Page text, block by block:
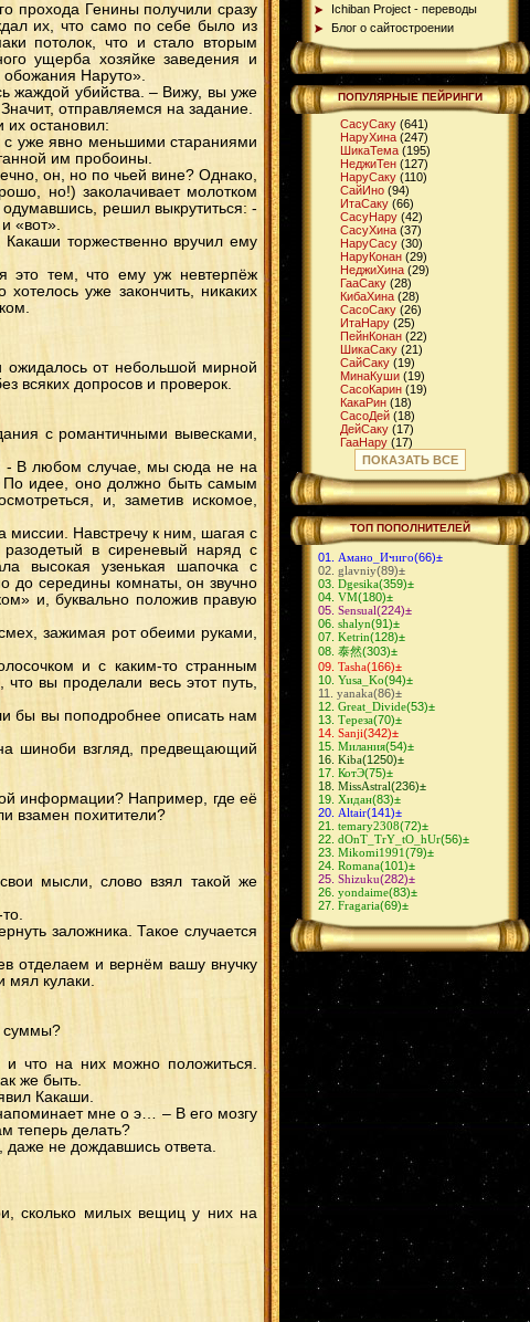
прохода Генины получили сразу
их, что само по себе было из
потолок, что и стало вторым
ущерба хозяйке заведения и
обожания Наруто».
жаждой убийства. – Вижу, вы уже
отправляемся на задание.
их остановил:
с уже явно меньшими стараниями
им пробоины.
он, но по чьей вине? Однако,
но!) заколачивает молотком
решил выкрутиться: -
«вот».
торжественно вручил ему
это тем, что ему уж невтерпёж
уже закончить, никаких
ожидалось от небольшой мирной
всяких допросов и проверок.
с романтичными вывесками,
- В любом случае, мы сюда не на
По идее, оно должно быть самым
и, заметив искомое,
миссии. Навстречу к ним, шагая с
в сиреневый наряд с
высокая узенькая шапочка с
до середины комнаты, он звучно
и, буквально положив правую
зажимая рот обеими руками,
и с каким-то странным
вы проделали весь этот путь,
бы вы поподробнее описать нам
шиноби взгляд, предвещающий
информации? Например, где её
взамен похитители?
мысли, слово взял такой же
заложника. Такое случается
отделаем и вернём вашу внучку
мял кулаки.
суммы?
что на них можно положиться.
же быть.
Какаши.
мне о э… – В его мозгу
теперь делать?
даже не дождавшись ответа.
сколько милых вещиц у них на
Ichiban Project - переводы
Блог о сайтостроении
ПОПУЛЯРНЫЕ ПЕЙРИНГИ
СасуСаку (641)
НаруХина (247)
ШикаТема (195)
НеджиТен (127)
НаруСаку (110)
СайИно (94)
ИтaСаку (66)
СасуНару (42)
СасуХина (37)
НаруСасу (30)
НаруКонан (29)
НеджиХина (29)
ГааСаку (28)
КибаХина (28)
СасоСаку (26)
ИтаНару (25)
ПейнКонан (22)
ШикаСаку (21)
СайСаку (19)
МинаКуши (19)
СасоКарин (19)
КакаРин (18)
СасоДей (18)
ДейСаку (17)
ГааНару (17)
ГааМацу(16)
ШикаИно(16)
ДжираЦуна(15)
КибаТен(14)
СуйКарин(14)
ЧоджиИно(14)
КибаНару(13)
ИтаСасу(12)
НеджиСаку(12)
ГенмаИно(11)
МадаСаку
ДейИно(11)
ИтаДей(10)
СасуИно(10)
ХиданНии(10)
СасоХина(9)
ОбиРин(9)
ГааХина(9)
ЗецуДей(9)
КакаСаку(8)
СасуТен(8)
КакуХидан(8)
СасуНеджи
КибаШино
ШиноКиба(8)
КанкуСаку(7)
КьюбиНару
СасуКарин(6)
НеджиНару(6)
АсуКуре(6)
СайНару(6)
КанкуТен(6)
ЛиТен(5)
НеджиЦуна(5)
СайХина(5)
ФугаМико(4)
ХиданДей
(4)
КанкуМацу
(4)
НеджиИно
ДейХина
ХаятеЮгао
КанкуТема
(3)
ДейСасо
ИтаКиса
Канкуро
Дейдaра
(2)
КанкуСари
(2)
ШиноИно
КисаТема
Наруто/Хината
ШикаХина
(2)
КанкуИно
МадаКонан
КимиТаю
ПОКАЗАТЬ ВСЕ
ТОП ПОПОЛНИТЕЛЕЙ
Амано_Ичиго(66)±
glavniy(89)±
Dgesika(359)±
VM(180)±
Sensual(224)±
shalyn(91)±
Ketrin(128)±
泰然(303)±
Tasha(166)±
Yusa_Ko(94)±
yanaka(86)±
Great_Divide(53)±
Тереза(70)±
Sanji(342)±
Милания(54)±
Kiba(1250)±
КотЭ(75)±
MissAstral(236)±
Хидан(83)±
Altair(141)±
temary2308(72)±
dOnT_TrY_tO_hUr(56)±
Mikomi1991(79)±
Romana(101)±
Shizuku(282)±
yondaime(83)±
Fragaria(69)±